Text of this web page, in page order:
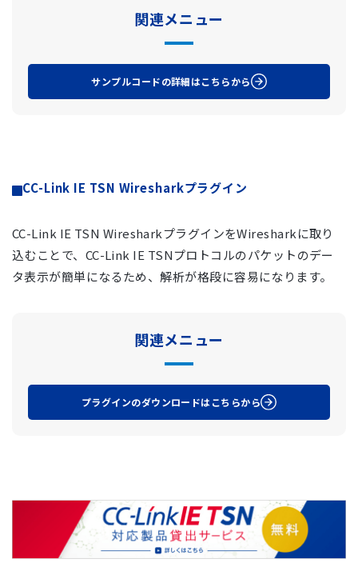
関連メニュー
サンプルコードの詳細はこちらから
CC-Link IE TSN Wiresharkプラグイン
CC-Link IE TSN WiresharkプラグインをWiresharkに取り
込むことで、CC-Link IE TSNプロトコルのパケットのデー
タ表示が簡単になるため、解析が格段に容易になります。
関連メニュー
プラグインのダウンロードはこちらから